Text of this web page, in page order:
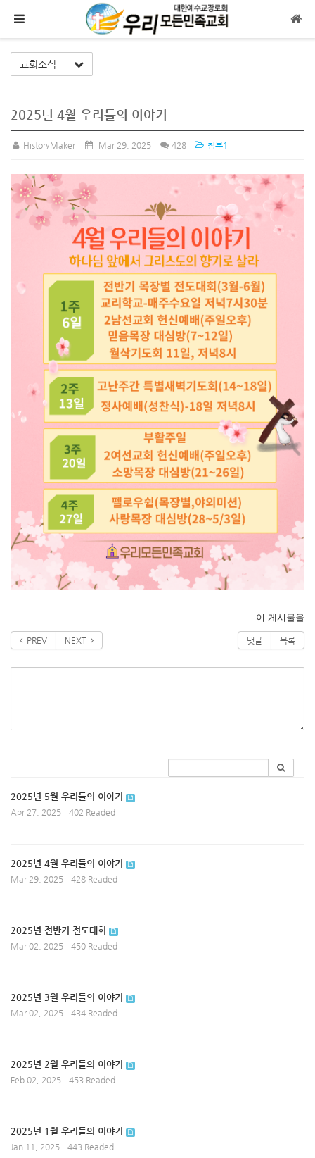
교회소식 Toggle Dropdown
2025년 4월 우리들의 이야기
HistoryMaker Mar 29, 2025 428 첨부1
이 게시물을
PREV NEXT 댓글 목록
2025년 5월 우리들의 이야기
Apr 27, 2025 402 Readed
2025년 4월 우리들의 이야기
Mar 29, 2025 428 Readed
2025년 전반기 전도대회
Mar 02, 2025 450 Readed
2025년 3월 우리들의 이야기
Mar 02, 2025 434 Readed
2025년 2월 우리들의 이야기
Feb 02, 2025 453 Readed
2025년 1월 우리들의 이야기
Jan 11, 2025 443 Readed